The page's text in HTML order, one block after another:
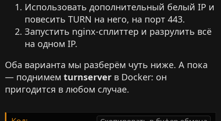
Использовать дополнительный белый IP и
повесить TURN на него, на порт 443.
Запустить nginx-сплиттер и разрулить всё
на одном IP.
Оба варианта мы разберём чуть ниже. А пока
— поднимем turnserver в Docker: он
пригодится в любом случае.